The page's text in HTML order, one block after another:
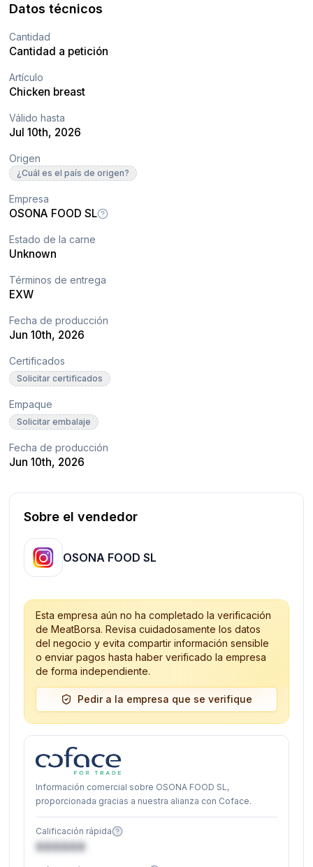
Datos técnicos
Cantidad
Cantidad a petición
Artículo
Chicken breast
Válido hasta
Jul 10th, 2026
Origen
¿Cuál es el país de origen?
Empresa
OSONA FOOD SL
Estado de la carne
Unknown
Términos de entrega
EXW
Fecha de producción
Jun 10th, 2026
Certificados
Solicitar certificados
Empaque
Solicitar embalaje
Fecha de producción
Jun 10th, 2026
Sobre el vendedor
OSONA FOOD SL
Esta empresa aún no ha completado la verificación
de MeatBorsa. Revisa cuidadosamente los datos
del negocio y evita compartir información sensible
o enviar pagos hasta haber verificado la empresa
de forma independiente.
Pedir a la empresa que se verifique
Información comercial sobre OSONA FOOD SL,
proporcionada gracias a nuestra alianza con Coface.
Calificación rápida
XXXXXX